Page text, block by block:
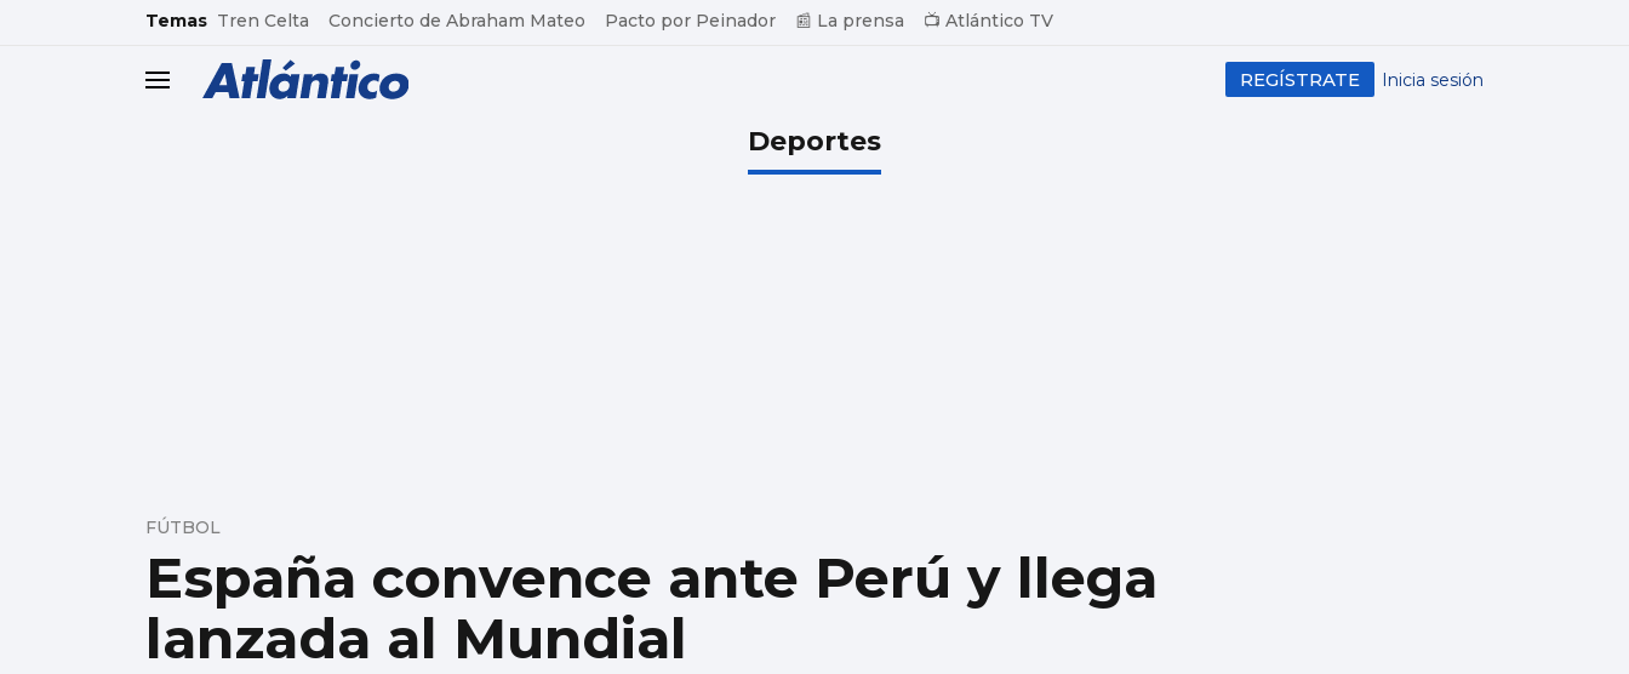
common.go-to-content
Temas Tren Celta Concierto de Abraham Mateo Pacto por Peinador 📰 La prensa 📺 Atlántico TV
header.menu.open Inicia sesión
REGÍSTRATE
Deportes
España convence ante Perú y llega
lanzada al Mundial
FÚTBOL